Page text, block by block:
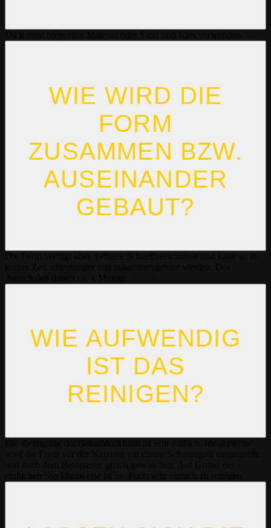
WIE WIRD DIE
FORM
ZUSAMMEN BZW.
AUSEINANDER
GEBAUT?
WIE AUFWENDIG
IST DAS
REINIGEN?